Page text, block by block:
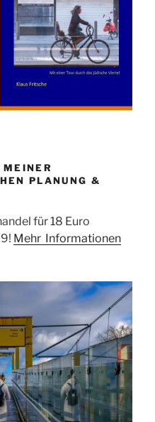
MEINER
PLANUNG &
für 18 Euro
Mehr Informationen